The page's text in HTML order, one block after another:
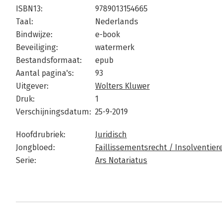
ISBN13:
9789013154665
Taal:
Nederlands
Bindwijze:
e-book
Beveiliging:
watermerk
Bestandsformaat:
epub
Aantal pagina's:
93
Uitgever:
Wolters Kluwer
Druk:
1
Verschijningsdatum: 25-9-2019
Hoofdrubriek:
Juridisch
Jongbloed:
Faillissementsrecht /
Serie:
Ars Notariatus